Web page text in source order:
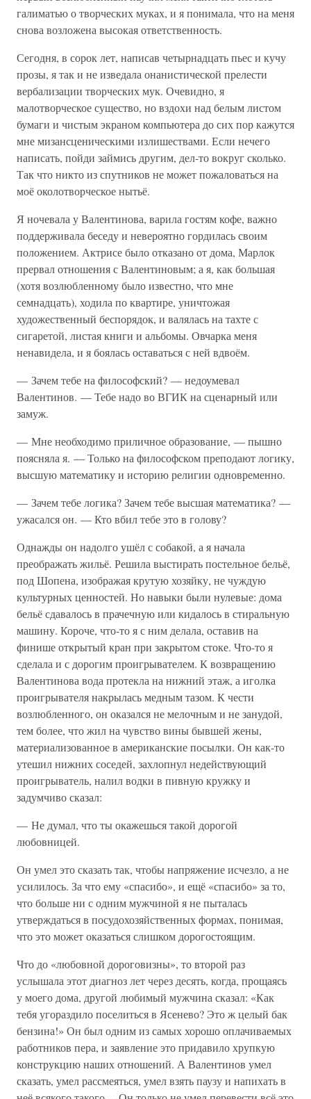
галиматью о творческих муках, и я понимала, что на меня
снова возложена высокая ответственность.
Сегодня, в сорок лет, написав четырнадцать пьес и кучу
прозы, я так и не изведала онанистической прелести
вербализации творческих мук. Очевидно, я
малотворческое существо, но вздохи над белым листом
бумаги и чистым экраном компьютера до сих пор кажутся
мне мизансценическими излишествами. Если нечего
написать, пойди займись другим, дел-то вокруг сколько.
Так что никто из спутников не может пожаловаться на
моё околотворческое нытьё.
Я ночевала у Валентинова, варила гостям кофе, важно
поддерживала беседу и невероятно гордилась своим
положением. Актрисе было отказано от дома, Марлок
прервал отношения с Валентиновым; а я, как большая
(хотя возлюбленному было известно, что мне
семнадцать), ходила по квартире, уничтожая
художественный беспорядок, и валялась на тахте с
сигаретой, листая книги и альбомы. Овчарка меня
ненавидела, и я боялась оставаться с ней вдвоём.
— Зачем тебе на философский? — недоумевал
Валентинов. — Тебе надо во ВГИК на сценарный или
замуж.
— Мне необходимо приличное образование, — пышно
поясняла я. — Только на философском преподают логику,
высшую математику и историю религии одновременно.
— Зачем тебе логика? Зачем тебе высшая математика? —
ужасался он. — Кто вбил тебе это в голову?
Однажды он надолго ушёл с собакой, а я начала
преображать жильё. Решила выстирать постельное бельё,
под Шопена, изображая крутую хозяйку, не чуждую
культурных ценностей. Но навыки были нулевые: дома
бельё сдавалось в прачечную или кидалось в стиральную
машину. Короче, что-то я с ним делала, оставив на
финише открытый кран при закрытом стоке. Что-то я
сделала и с дорогим проигрывателем. К возвращению
Валентинова вода протекла на нижний этаж, а иголка
проигрывателя накрылась медным тазом. К чести
возлюбленного, он оказался не мелочным и не занудой,
тем более, что жил на чувство вины бывшей жены,
материализованное в американские посылки. Он как-то
утешил нижних соседей, захлопнул недействующий
проигрыватель, налил водки в пивную кружку и
задумчиво сказал:
— Не думал, что ты окажешься такой дорогой
любовницей.
Он умел это сказать так, чтобы напряжение исчезло, а не
усилилось. За что ему «спасибо», и ещё «спасибо» за то,
что больше ни с одним мужчиной я не пыталась
утверждаться в посудохозяйственных формах, понимая,
что это может оказаться слишком дорогостоящим.
Что до «любовной дороговизны», то второй раз
услышала этот диагноз лет через десять, когда, прощаясь
у моего дома, другой любимый мужчина сказал: «Как
тебя угораздило поселиться в Ясенево? Это ж целый бак
бензина!» Он был одним из самых хорошо оплачиваемых
работников пера, и заявление это придавило хрупкую
конструкцию наших отношений. А Валентинов умел
сказать, умел рассмеяться, умел взять паузу и напихать в